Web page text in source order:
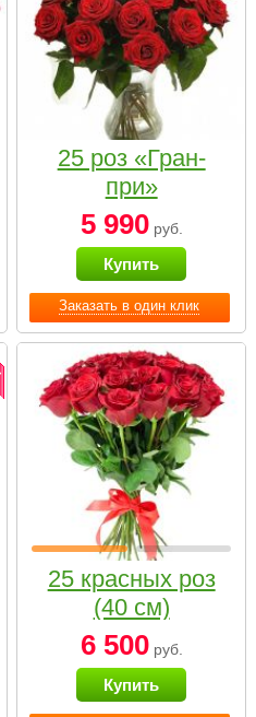
Заказать в один клик
25 роз «Гран-
при»
5 990руб.
Купить
25 красных роз
(40 см)
6 500руб.
Купить